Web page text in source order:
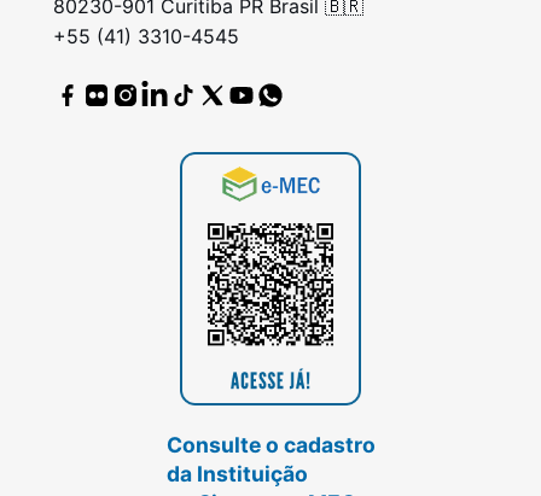
80230-901 Curitiba PR Brasil 🇧🇷
+55 (41) 3310-4545
Consulte o cadastro
da Instituição